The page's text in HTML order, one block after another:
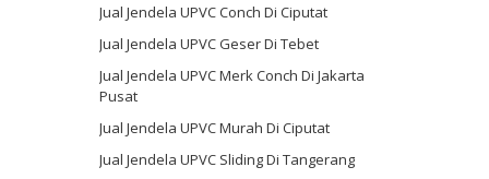
Jual Jendela UPVC Conch Di Ciputat
Jual Jendela UPVC Geser Di Tebet
Jual Jendela UPVC Merk Conch Di Jakarta
Pusat
Jual Jendela UPVC Murah Di Ciputat
Jual Jendela UPVC Sliding Di Tangerang